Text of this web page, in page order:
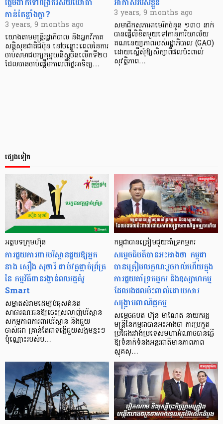
កាន់តែខ្លាំងក្លា?
3 years, 9 months ago
យោងតាមមន្ត្រីរដ្ឋាភិបាល និងអ្នកវិភាគ
សន្តិសុខជាតិជប៉ុន នៅចន្លោះពេលនៃការ
ចាប់សមាជបក្សកុម្មុយនិស្តចិនលើកទី២០
ដែលបានចាប់ផ្តើមកាលពីថ្ងៃអាទិត្យ…
3 years, 9 months ago
សមាជិកសភាអាមេរិកចំនួន ១៣០ នាក់
បានផ្ញើលិខិតមួយទៅកាន់ការិយាល័យ
គណនេយ្យភាពរបស់រដ្ឋាភិបាល (GAO)
ដោយស្នើសុំឱ្យសិក្សាពីផលប៉ះពាល់
សុវត្ថិភាព…
ផ្សេងទៀត
អត្ថបទក្រុមហ៊ុន
ការជួយការពារបរិស្ថានជួយឱ្យអ្នក
នាង សឿង សុថារី ជាប់វគ្គផ្តាច់ព្រ័ត្រ
នៃ កម្មវិធីពានរង្វាន់ពលរដ្ឋគំរូ
Smart
សម្អាតសំរាមដើម្បីបំផុសគំនិត
សាធារណៈជនឱ្យចេះស្រលាញ់បរិស្ថាន
សកម្មភាពការពារបរិស្ថាន និងជួយ
ចាស់ជរា គ្រាន់តែជាទង្វើជួយសង្គមខ្លះៗ
ប៉ុណ្ណោះរបស់ប…
កម្ពុជាបានត្រៀមជួយគាំទ្រកម្មករ
សម្តេចធិបតីបានអះអាងថា កម្ពុជា
បានត្រៀមលក្ខណៈរួចរាល់ហើយក្នុង
ការជួយគាំទ្រកម្មករ និងឧស្សាហកម្ម
ដែលរងផលប៉ះពាល់ដោយសារ
សង្គ្រាមពាណិជ្ជកម្ម
សម្តេចធិបតី ហ៊ុន ម៉ាណែត នាយករដ្ឋ
មន្ត្រីនៃកម្ពុជាបានអះអាងថា ការប្រកួត
ប្រជែងរវាងប្រទេសមហាអំណាចបានធ្វើ
ឱ្យទំនាក់ទំនងអន្តរជាតិមានភាពភាព
ស្មុគស្…